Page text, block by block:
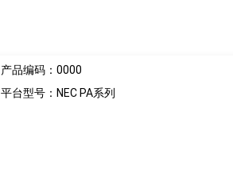
产品编码：0000
平台型号：NEC PA系列